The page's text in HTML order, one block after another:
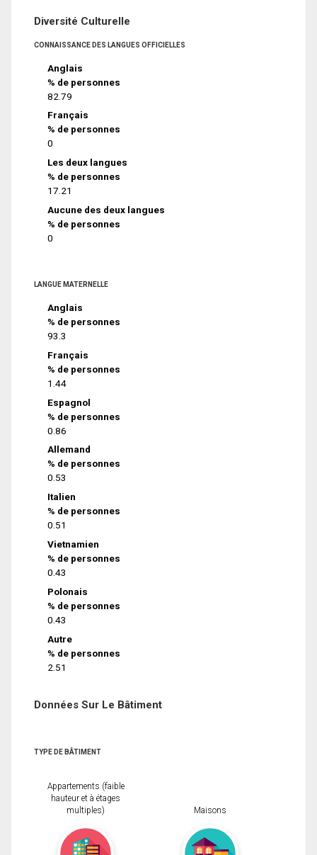
Diversité Culturelle
CONNAISSANCE DES LANGUES OFFICIELLES
Anglais
% de personnes
82.79
Français
% de personnes
0
Les deux langues
% de personnes
17.21
Aucune des deux langues
% de personnes
0
LANGUE MATERNELLE
Anglais
% de personnes
93.3
Français
% de personnes
1.44
Espagnol
% de personnes
0.86
Allemand
% de personnes
0.53
Italien
% de personnes
0.51
Vietnamien
% de personnes
0.43
Polonais
% de personnes
0.43
Autre
% de personnes
2.51
Données Sur Le Bâtiment
TYPE DE BÂTIMENT
Appartements (faible
hauteur et à étages
multiples)
Maisons